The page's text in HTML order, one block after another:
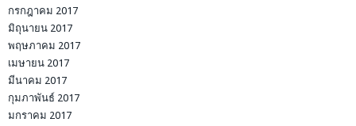
กรกฎาคม 2017
มิถุนายน 2017
พฤษภาคม 2017
เมษายน 2017
มีนาคม 2017
กุมภาพันธ์ 2017
มกราคม 2017